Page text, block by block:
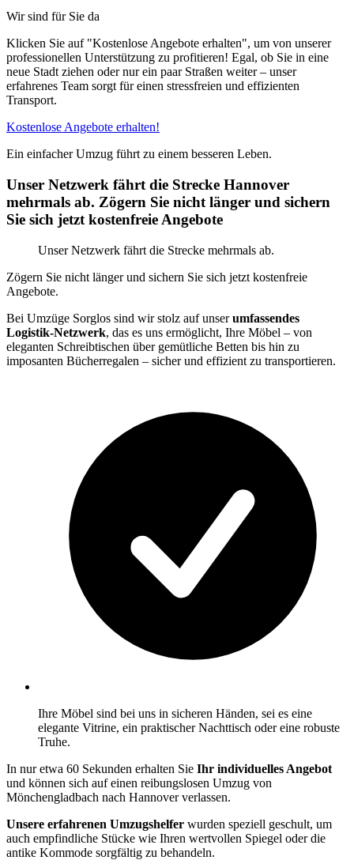
Wir sind für Sie da
Klicken Sie auf "Kostenlose Angebote erhalten", um von unserer
professionellen Unterstützung zu profitieren! Egal, ob Sie in eine
neue Stadt ziehen oder nur ein paar Straßen weiter – unser
erfahrenes Team sorgt für einen stressfreien und effizienten
Transport.
Kostenlose Angebote erhalten!
Ein einfacher Umzug führt zu einem besseren Leben.
Unser Netzwerk fährt die Strecke Hannover
mehrmals ab. Zögern Sie nicht länger und sichern
Sie sich jetzt kostenfreie Angebote
Unser Netzwerk fährt die Strecke mehrmals ab.
Zögern Sie nicht länger und sichern Sie sich jetzt kostenfreie
Angebote.
Bei Umzüge Sorglos sind wir stolz auf unserumfassendes
Logistik-Netzwerk, das es uns ermöglicht, Ihre Möbel – von
eleganten Schreibtischen über gemütliche Betten bis hin zu
imposanten Bücherregalen – sicher und effizient zu transportieren.
Ihre Möbel sind bei uns in sicheren Händen, sei es eine
elegante Vitrine, ein praktischer Nachttisch oder eine robuste
Truhe.
In nur etwa 60 Sekunden erhalten Sie Ihr individuelles Angebot
und können sich auf einen reibungslosen Umzug von
Mönchengladbach nach Hannover verlassen.
Unsere erfahrenen Umzugshelfer wurden speziell geschult, um
auch empfindliche Stücke wie Ihren wertvollen Spiegel oder die
antike Kommode sorgfältig zu behandeln.